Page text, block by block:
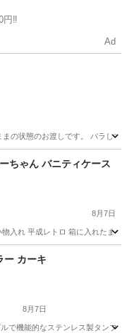
円‼️
Ad
の状態のお渡しです。 バラし
ちゃん バニティケース
8月7日
入れ 平成レトロ 箱に入れたま
ー
ー カーキ
8月7日
で機能的なステンレス製タン